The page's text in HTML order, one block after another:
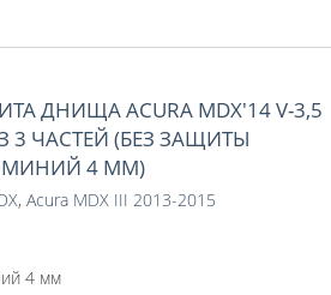
ДНИЩА ACURA MDX'14 V-3,5
3 ЧАСТЕЙ (БЕЗ ЗАЩИТЫ
4 ММ)
, Acura MDX III 2013-2015
4 мм